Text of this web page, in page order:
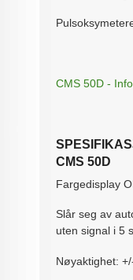
CMS 50D -
CMS 50D
Fargedisplay
Slår seg av
uten signal i 5
Nøyaktighet: